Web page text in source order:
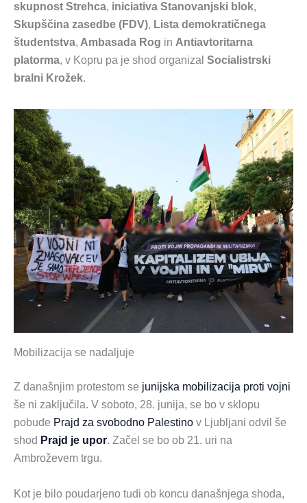
skupnost Strehca, iniciativa Stanovanjski blok,
Skupščina zasedbe (FDV), Lista demokratičnega
študentstva, Ambasada Rog in Antiavtoritarna
platorma, v Kopru pa je shod organizal Socialistrski
bralni Krožek.
Mobilizacija se nadaljuje
Z današnjim protestom se junijska mobilizacija proti vojni
še ni zaključila. V soboto, 28. junija, se bo v sklopu
pobude Prajd za svobodno Palestino v Ljubljani odvil še
shod Prajd je upor. Začel se bo ob 21. uri na
Ambroževem trgu.
Kot je bilo poudarjeno tudi ob koncu današnjega shoda,